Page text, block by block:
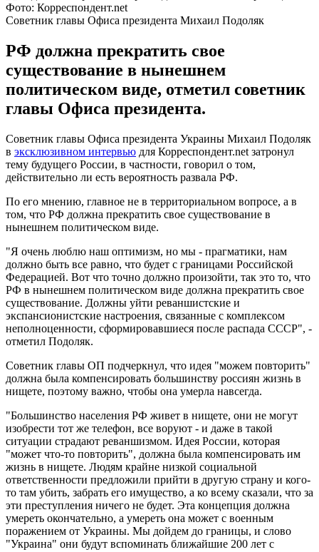
Фото: Корреспондент.net
Советник главы Офиса президента Михаил Подоляк
РФ должна прекратить свое
существование в нынешнем
политическом виде, отметил советник
главы Офиса президента.
Советник главы Офиса президента Украины Михаил Подоляк
в эксклюзивном интервью для Корреспондент.net затронул
тему будущего России, в частности, говорил о том,
действительно ли есть вероятность развала РФ.
По его мнению, главное не в территориальном вопросе, а в
том, что РФ должна прекратить свое существование в
нынешнем политическом виде.
"Я очень люблю наш оптимизм, но мы - прагматики, нам
должно быть все равно, что будет с границами Российской
Федерацией. Вот что точно должно произойти, так это то, что
РФ в нынешнем политическом виде должна прекратить свое
существование. Должны уйти реваншистские и
экспансионистские настроения, связанные с комплексом
неполноценности, сформировавшиеся после распада СССР", -
отметил Подоляк.
Советник главы ОП подчеркнул, что идея "можем повторить"
должна была компенсировать большинству россиян жизнь в
нищете, поэтому важно, чтобы она умерла навсегда.
"Большинство населения РФ живет в нищете, они не могут
изобрести тот же телефон, все воруют - и даже в такой
ситуации страдают реваншизмом. Идея России, которая
"может что-то повторить", должна была компенсировать им
жизнь в нищете. Людям крайне низкой социальной
ответственности предложили прийти в другую страну и кого-
то там убить, забрать его имущество, а ко всему сказали, что за
эти преступления ничего не будет. Эта концепция должна
умереть окончательно, а умереть она может с военным
поражением от Украины. Мы дойдем до границы, и слово
"Украина" они будут вспоминать ближайшие 200 лет с